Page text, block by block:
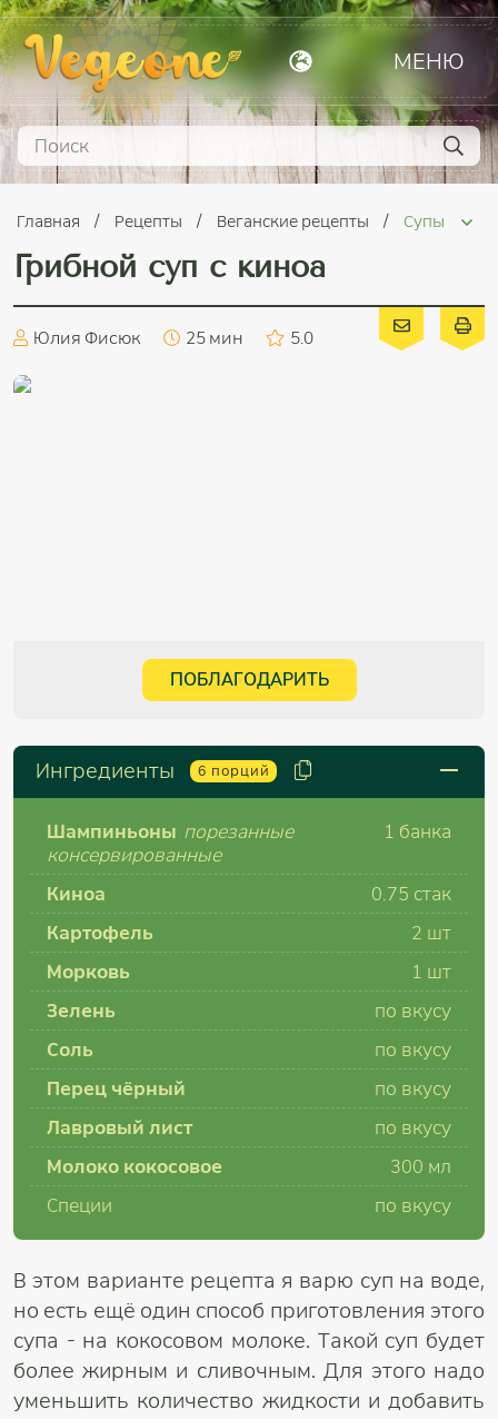
МЕНЮ
Главная Рецепты Веганские рецепты Супы
Грибной суп с киноа
Юлия Фисюк 25 мин 5.0
ПОБЛАГОДАРИТЬ
Ингредиенты 6 порций
Шампиньоны порезанные
консервированные
1 банка
Киноа
0.75 стак
Картофель
2 шт
Морковь
1 шт
Зелень
по вкусу
Соль
по вкусу
Перец чёрный
по вкусу
Лавровый лист
по вкусу
Молоко кокосовое
300 мл
Специи
по вкусу
В этом варианте рецепта я варю суп на воде,
но есть ещё один способ приготовления этого
супа - на кокосовом молоке. Такой суп будет
более жирным и сливочным. Для этого надо
уменьшить количество жидкости и добавить